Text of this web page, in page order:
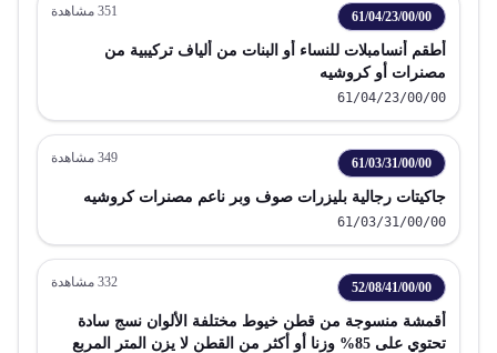
61/04/23/00/00
351 مشاهدة
أطقم أنسامبلات للنساء أو البنات من ألياف تركيبية من
مصنرات أو كروشيه
61/04/23/00/00
61/03/31/00/00
349 مشاهدة
جاكيتات رجالية بليزرات صوف وبر ناعم مصنرات كروشيه
61/03/31/00/00
52/08/41/00/00
332 مشاهدة
أقمشة منسوجة من قطن خيوط مختلفة الألوان نسج سادة
تحتوي على 85% وزنا أو أكثر من القطن لا يزن المتر المربع